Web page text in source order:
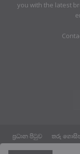
you with the latest
ප්‍රධාන පිටුව තරු